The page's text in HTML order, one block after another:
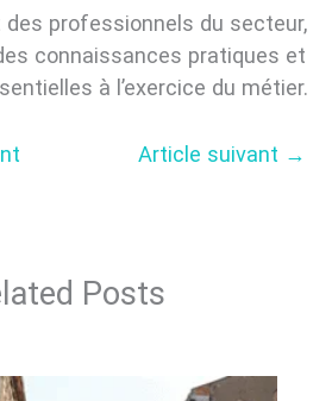
professionnels du secteur,
connaissances pratiques et
à l’exercice du métier.
Article suivant →
Posts